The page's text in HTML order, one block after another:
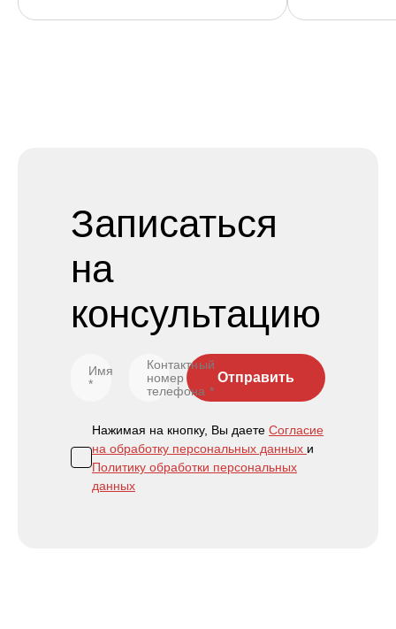
Записаться
на
консультацию
Имя
*
Контактный
номер
телефона *
Отправить
Нажимая на кнопку, Вы даете Согласие
на обработку персональных данных и
Политику обработки персональных
данных